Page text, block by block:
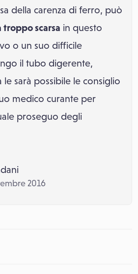
della carenza di ferro, può
troppo scarsa in questo
o un suo difficile
il tubo digerente,
le sarà possibile le consiglio
medico curante per
proseguo degli
2016